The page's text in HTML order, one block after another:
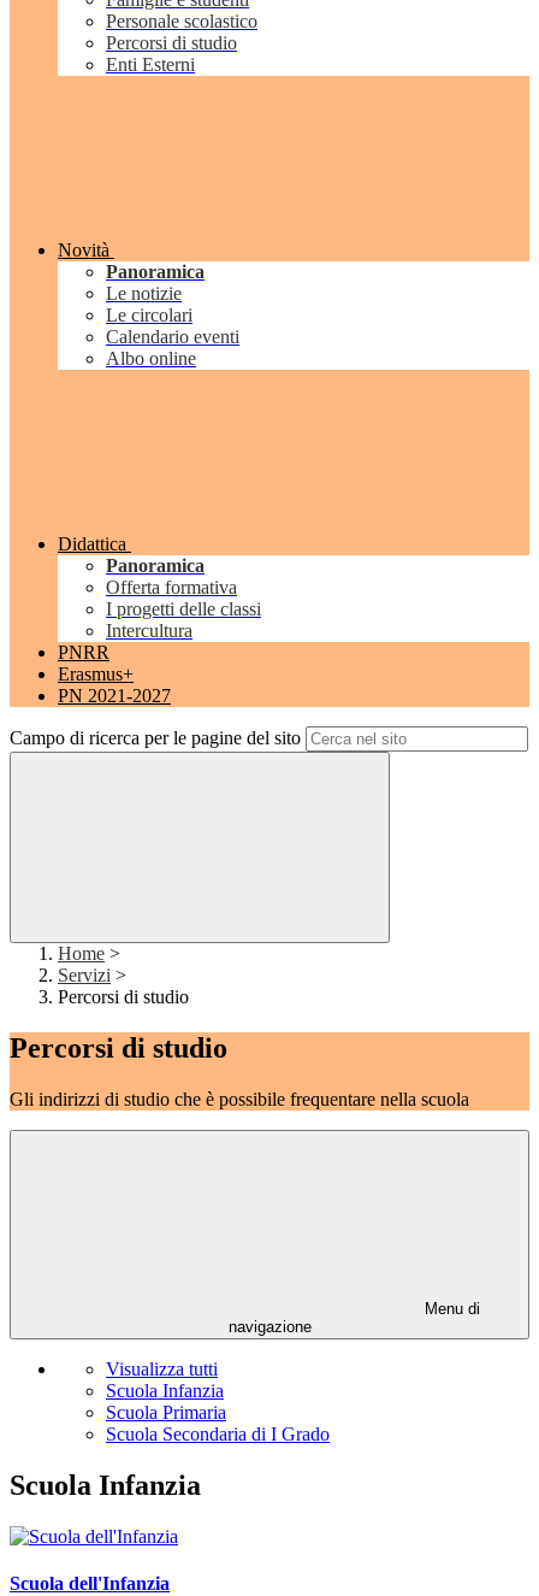
Personale scolastico
Percorsi di studio
Enti Esterni
Novità
Panoramica
Le notizie
Le circolari
Calendario eventi
Albo online
Didattica
Panoramica
Offerta formativa
I progetti delle classi
Intercultura
PNRR
Erasmus+
PN 2021-2027
Campo di ricerca per le pagine del sito
Home >
Servizi >
Percorsi di studio
Percorsi di studio
Gli indirizzi di studio che è possibile frequentare nella scuola
Menu di
navigazione
Visualizza tutti
Scuola Infanzia
Scuola Primaria
Scuola Secondaria di I Grado
Scuola Infanzia
Scuola dell'Infanzia